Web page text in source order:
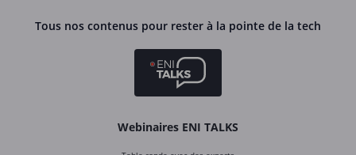
Tous nos contenus pour rester à la pointe de la tech
Webinaires ENI TALKS